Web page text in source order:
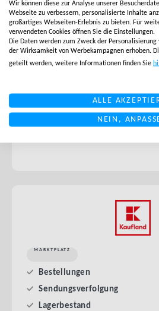
Bestellungen
Sendungsverfolgung
Lagerbestand
MARKTPLATZ
Bestellungen
Sendungsverfolgung
Lagerbestand
Wir können diese zur Analyse unserer
Webseite zu verbessern, personalisierte Inhalte
großartiges Webseiten-Erlebnis zu bieten. Für
verwendeten Cookies öffnen Sie die Einstellungen.
Die Daten werden zum Zweck der
der Wirksamkeit von Werbekampagnen erhoben.
geteilt werden, weitere Informationen finden Sie
ALLE
NEIN,